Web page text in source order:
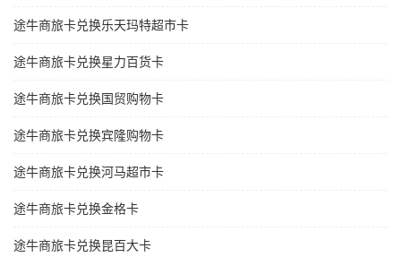
途牛商旅卡兑换乐天玛特超市卡
途牛商旅卡兑换星力百货卡
途牛商旅卡兑换国贸购物卡
途牛商旅卡兑换宾隆购物卡
途牛商旅卡兑换河马超市卡
途牛商旅卡兑换金格卡
途牛商旅卡兑换昆百大卡